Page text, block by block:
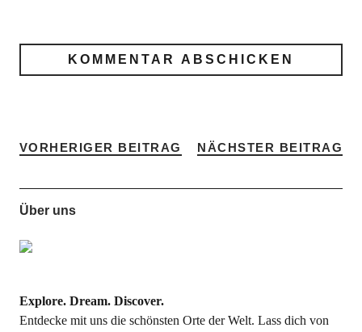
VORHERIGER BEITRAG NÄCHSTER BEITRAG
Über uns
Explore. Dream. Discover.
Entdecke mit uns die schönsten Orte der Welt. Lass dich von